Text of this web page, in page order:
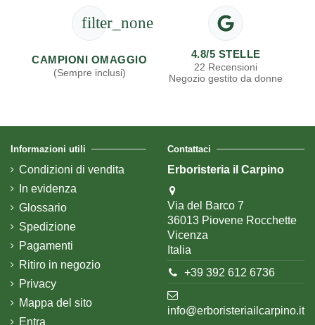
filter_none
CAMPIONI OMAGGIO
(Sempre inclusi)
4.8/5 STELLE
22 Recensioni
Negozio gestito da donne
Informazioni utili
Condizioni di vendita
In evidenza
Glossario
Spedizione
Pagamenti
Ritiro in negozio
Privacy
Mappa del sito
Entra
Contattaci
Erboristeria il Carpino
Via del Barco 7
36013 Piovene Rocchette
Vicenza
Italia
+39 392 612 6736
info@erboristeriailcarpino.it